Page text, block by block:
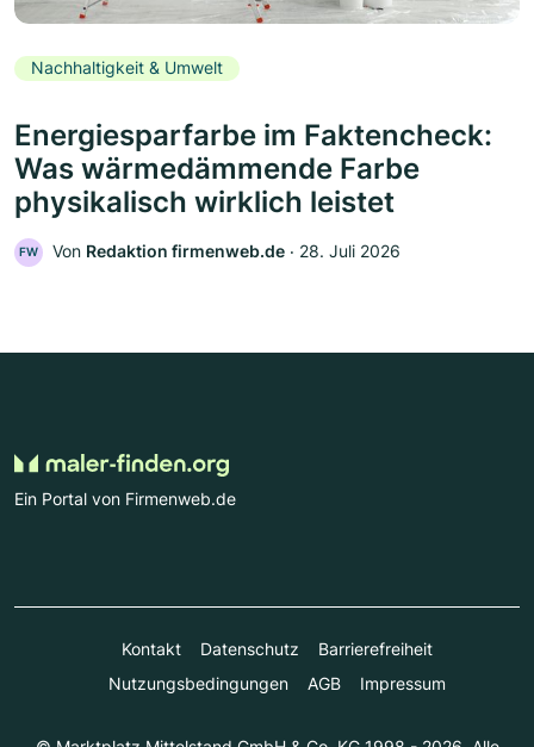
Nachhaltigkeit & Umwelt
Energiesparfarbe im Faktencheck:
Was wärmedämmende Farbe
physikalisch wirklich leistet
FW Von Redaktion firmenweb.de ‧ 28. Juli 2026
Ein Portal von Firmenweb.de
Kontakt Datenschutz
Barrierefreiheit
Nutzungsbedingungen
AGB Impressum